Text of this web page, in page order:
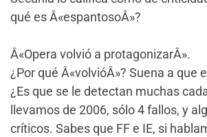
qué es Â«espantosoÂ»?
Â«Opera volvió a protagonizarÂ».
¿Por qué Â«volvióÂ»? Suena a que
¿Es que se le detectan muchas
llevamos de 2006, sólo 4 fallos, y
críticos. Sabes que FF e IE, si